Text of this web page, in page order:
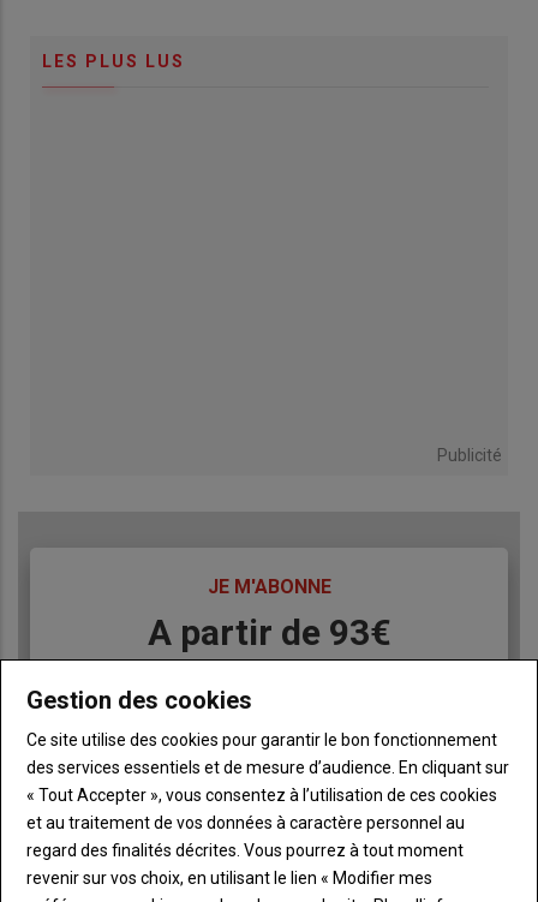
LES PLUS LUS
Publicité
JE M'ABONNE
A partir de 93€
JE M'ABONNE
Liste
à
puce
Accédez à tous les articles du site L'Aurore
Paysanne
Consultez le journal L'Aurore Paysanne au format
numérique, sur tous les supports
Gestion des cookies
Ce site utilise des cookies pour garantir le bon fonctionnement
des services essentiels et de mesure d’audience. En cliquant sur
« Tout Accepter », vous consentez à l’utilisation de ces cookies
et au traitement de vos données à caractère personnel au
regard des finalités décrites. Vous pourrez à tout moment
revenir sur vos choix, en utilisant le lien « Modifier mes